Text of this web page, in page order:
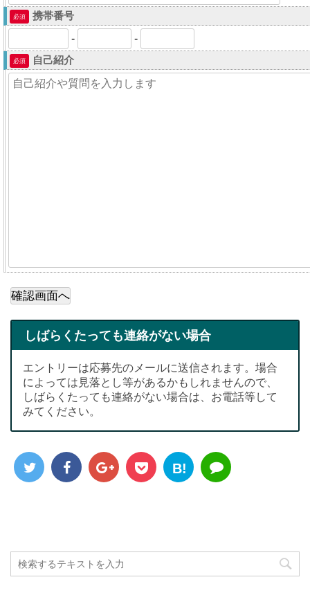
必須
携帯番号
-
-
必須 自己紹介
しばらくたっても連絡がない場合
エントリーは応募先のメールに送信されます。場合
によっては見落とし等があるかもしれませんので、
しばらくたっても連絡がない場合は、お電話等して
みてください。
B!